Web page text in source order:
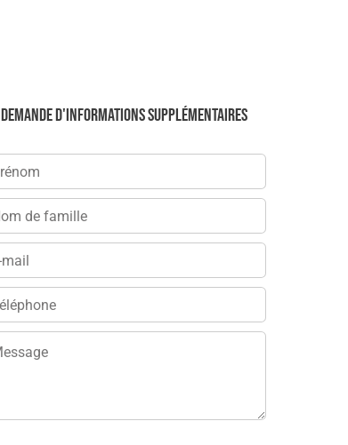
Demande d'informations supplémentaires